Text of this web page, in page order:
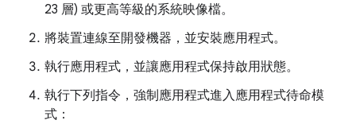
23 層) 或更高等級的系統映像檔。
將裝置連線至開發機器，並安裝應用程式。
執行應用程式，並讓應用程式保持啟用狀態。
執行下列指令，強制應用程式進入應用程式待命模
式：